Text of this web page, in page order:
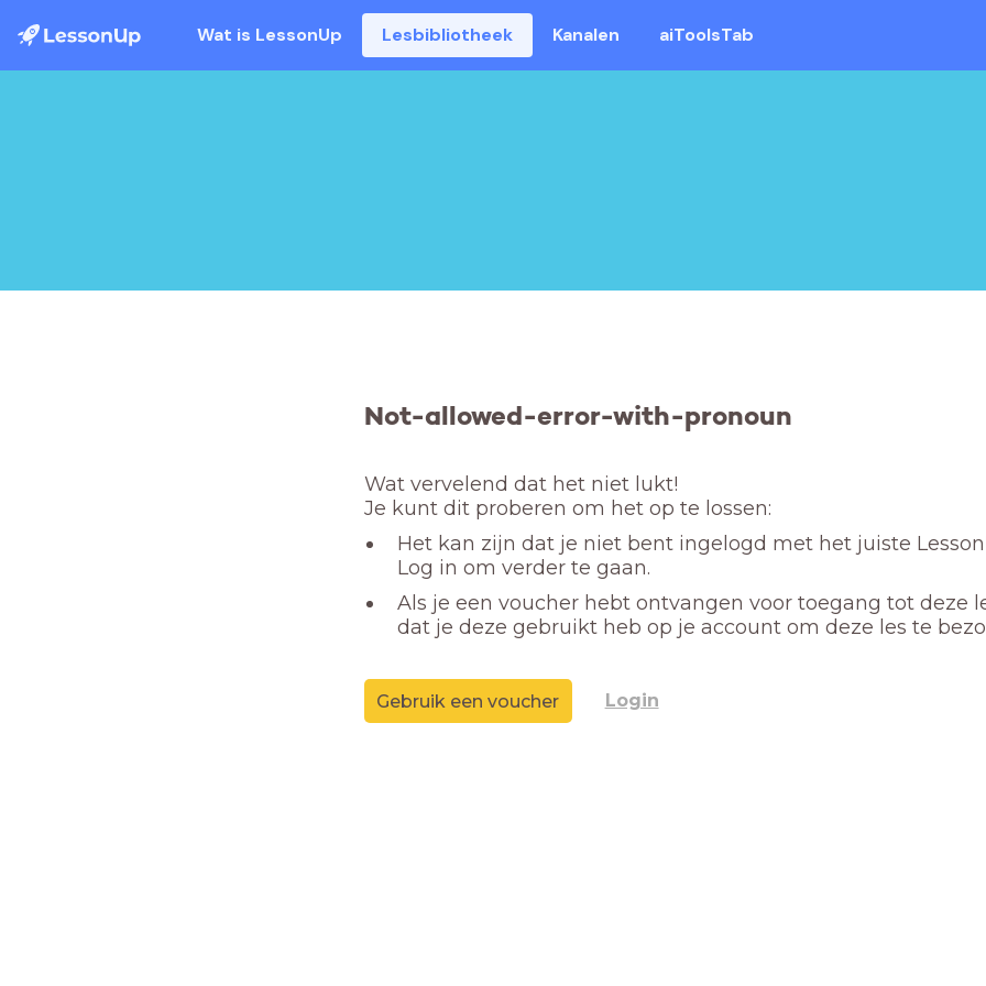
Wat is LessonUp Lesbibliotheek Kanalen aiToolsTab
Not-allowed-error-with-pronoun
Wat vervelend dat het niet lukt!
Je kunt dit proberen om het op te lossen:
Het kan zijn dat je niet bent ingelogd met het juiste
Log in om verder te gaan.
Als je een voucher hebt ontvangen voor toegang tot deze
dat je deze gebruikt heb op je account om deze les te
Gebruik een voucher Login